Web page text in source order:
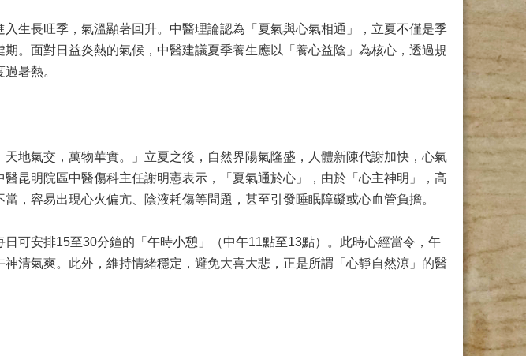
生長旺季，氣溫顯著回升。中醫理論認為「夏氣與心氣相通」，立夏不僅是季
。面對日益炎熱的氣候，中醫建議夏季養生應以「養心益陰」為核心，透過規
暑熱。
天地氣交，萬物華實。」立夏之後，自然界陽氣隆盛，人體新陳代謝加快，心氣
昆明院區中醫傷科主任謝明憲表示，「夏氣通於心」，由於「心主神明」，高
，容易出現心火偏亢、陰液耗傷等問題，甚至引發睡眠障礙或心血管負擔。
可安排15至30分鐘的「午時小憩」（中午11點至13點）。此時心經當令，午
清氣爽。此外，維持情緒穩定，避免大喜大悲，正是所謂「心靜自然涼」的醫